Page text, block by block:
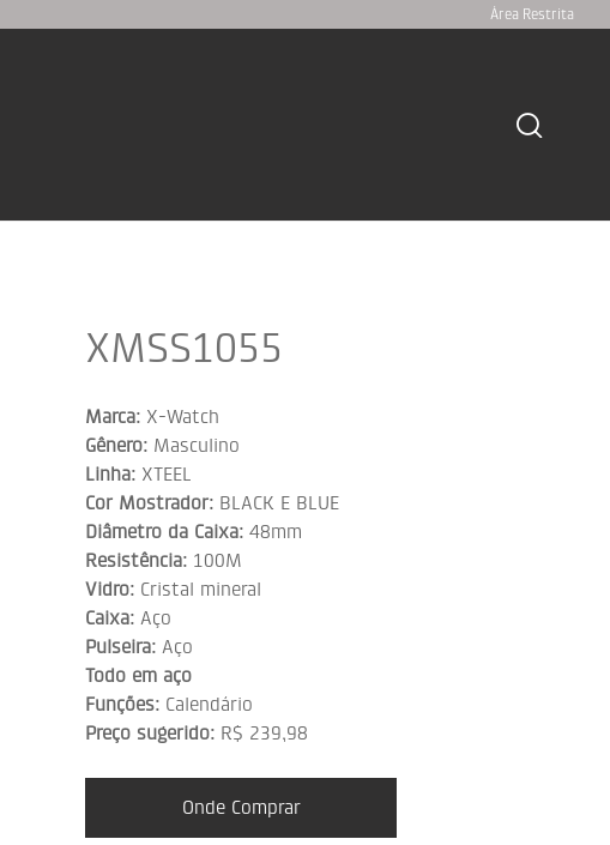
Área Restrita
XMSS1055
Marca: X-Watch
Gênero: Masculino
Linha: XTEEL
Cor Mostrador: BLACK E BLUE
Diâmetro da Caixa: 48mm
Resistência: 100M
Vidro: Cristal mineral
Caixa: Aço
Pulseira: Aço
Todo em aço
Funções: Calendário
Preço sugerido: R$ 239,98
Onde Comprar